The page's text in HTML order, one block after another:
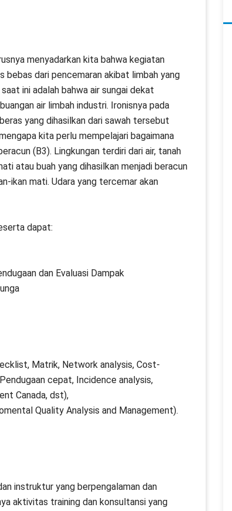
menyadarkan kita bahwa kegiatan
bebas dari pencemaran akibat limbah yang
ini adalah bahwa air sungai dekat
air limbah industri. Ironisnya pada
yang dihasilkan dari sawah tersebut
kita perlu mempelajari bagaimana
(B3). Lingkungan terdiri dari air, tanah
atau buah yang dihasilkan menjadi beracun
ikan mati. Udara yang tercemar akan
dapat:
dan Evaluasi Dampak
Matrik, Network analysis, Cost-
cepat, Incidence analysis,
Canada, dst),
Quality Analysis and Management).
instruktur yang berpengalaman dan
aktivitas training dan konsultansi yang